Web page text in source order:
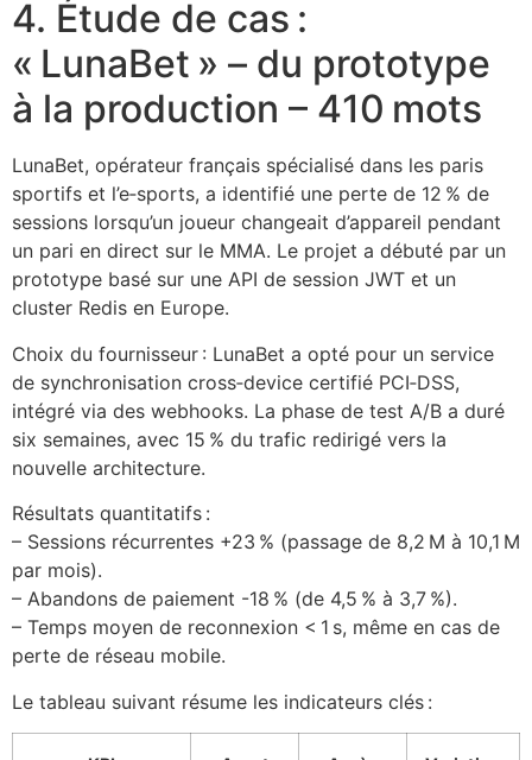
4. Étude de cas :
« LunaBet » – du prototype
à la production – 410 mots
LunaBet, opérateur français spécialisé dans les paris
sportifs et l’e‑sports, a identifié une perte de 12 % de
sessions lorsqu’un joueur changeait d’appareil pendant
un pari en direct sur le MMA. Le projet a débuté par un
prototype basé sur une API de session JWT et un
cluster Redis en Europe.
Choix du fournisseur : LunaBet a opté pour un service
de synchronisation cross‑device certifié PCI‑DSS,
intégré via des webhooks. La phase de test A/B a duré
six semaines, avec 15 % du trafic redirigé vers la
nouvelle architecture.
Résultats quantitatifs :
– Sessions récurrentes +23 % (passage de 8,2 M à 10,1 M
par mois).
– Abandons de paiement -18 % (de 4,5 % à 3,7 %).
– Temps moyen de reconnexion < 1 s, même en cas de
perte de réseau mobile.
Le tableau suivant résume les indicateurs clés :